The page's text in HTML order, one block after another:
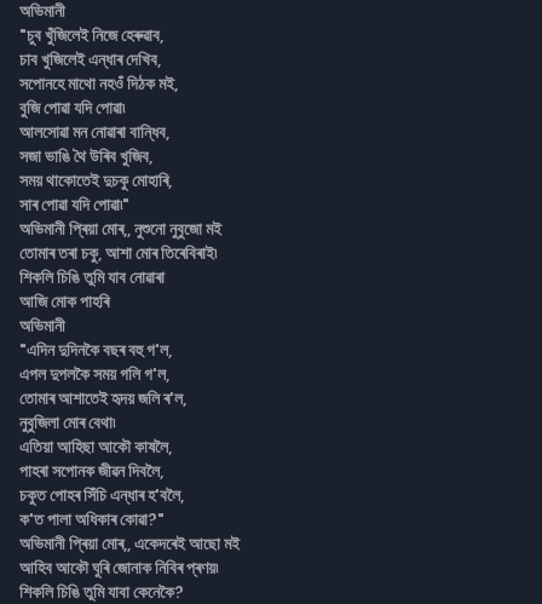
অভিমানী
"চুব খুঁজিলেই নিজে হেৰুৱাব,
চাব খুজিলেই এন্ধাৰ দেখিব,
সপোনহে মাথো নহওঁ দিঠক মই,
বুজি পোৱা যদি পোৱা৷
আলসোৱা মন নোৱাৰা বান্ধিব,
সজা ভাঙি থৈ উৰিব খুজিব,
সময় থাকোতেই দুচকু মোহাৰি,
সাৰ পোৱা যদি পোৱা৷"
অভিমানী প্ৰিয়া মোৰ,, নুশুনো নুবুজো মই
তোমাৰ তৰা চকু, আশা মোৰ তিৰেবিৰাই৷
শিকলি চিঙি তুমি যাব নোৱাৰা
আজি মোক পাহৰি
অভিমানী
"এদিন দুদিনকৈ বছৰ বহু গ'ল,
এপল দুপলকৈ সময় গলি গ'ল,
তোমাৰ আশাতেই হৃদয় জলি ৰ'ল,
নুবুজিলা মোৰ বেথা৷
এতিয়া আহিছা আকৌ কাষলৈ,
পাহৰা সপোনক জীৱন দিবলৈ,
চকুত পোহৰ সিঁচি এন্ধাৰ হ'বলৈ,
ক'ত পালা অধিকাৰ কোৱা?"
অভিমানী প্ৰিয়া মোৰ,, একেদৰেই আছো মই
আহিব আকৌ ঘুৰি জোনাক নিবিৰ প্ৰণয়৷
শিকলি চিঙি তুমি যাবা কেনেকৈ?